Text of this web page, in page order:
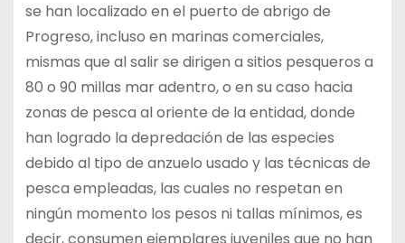
se han localizado en el puerto de abrigo de
Progreso, incluso en marinas comerciales,
mismas que al salir se dirigen a sitios pesqueros a
80 o 90 millas mar adentro, o en su caso hacia
zonas de pesca al oriente de la entidad, donde
han logrado la depredación de las especies
debido al tipo de anzuelo usado y las técnicas de
pesca empleadas, las cuales no respetan en
ningún momento los pesos ni tallas mínimos, es